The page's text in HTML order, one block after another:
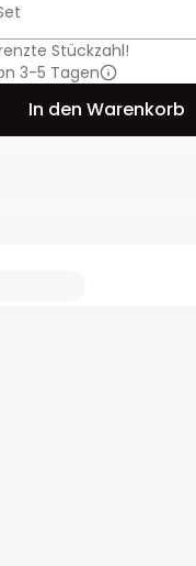
Stückzahl!
3-5 Tagen
In den Warenkorb